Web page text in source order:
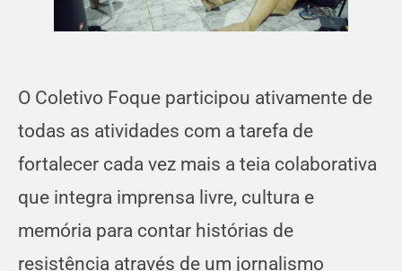
O Coletivo Foque participou ativamente de
todas as atividades com a tarefa de
fortalecer cada vez mais a teia colaborativa
que integra imprensa livre, cultura e
memória para contar histórias de
resistência através de um jornalismo